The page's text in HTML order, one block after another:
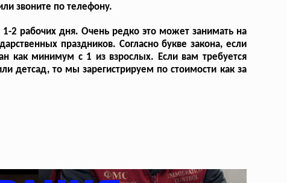
звоните по телефону.
2 рабочих дня. Очень редко это может занимать на
праздников. Согласно букве закона, если
как минимум с 1 из взрослых. Если вам требуется
детсад, то мы зарегистрируем по стоимости как за